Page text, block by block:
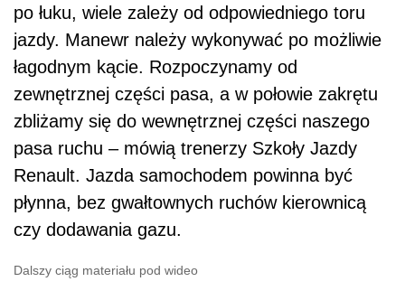
po łuku, wiele zależy od odpowiedniego toru
jazdy. Manewr należy wykonywać po możliwie
łagodnym kącie. Rozpoczynamy od
zewnętrznej części pasa, a w połowie zakrętu
zbliżamy się do wewnętrznej części naszego
pasa ruchu – mówią trenerzy Szkoły Jazdy
Renault. Jazda samochodem powinna być
płynna, bez gwałtownych ruchów kierownicą
czy dodawania gazu.
Dalszy ciąg materiału pod wideo